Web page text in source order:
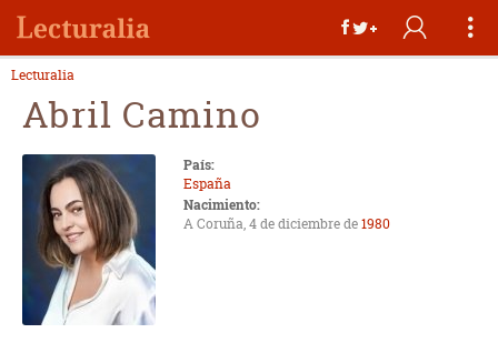
Lecturalia
Abril Camino
País:
España
Nacimiento:
A Coruña, 4 de diciembre de1980